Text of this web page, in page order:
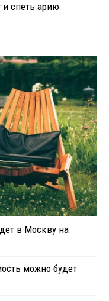
спеть арию
в Москву на
можно будет